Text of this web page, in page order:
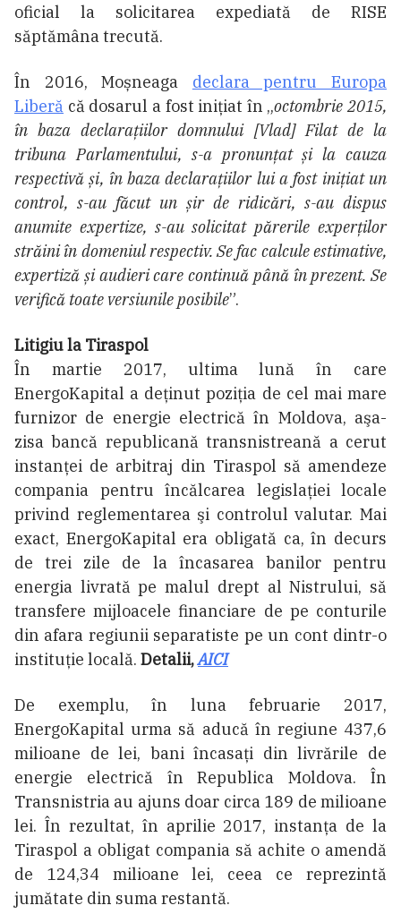
oficial la solicitarea expediată de RISE
săptămâna trecută.
În 2016, Moșneaga declara pentru Europa
Liberă că dosarul a fost inițiat în „octombrie 2015,
în baza declarațiilor domnului [Vlad] Filat de la
tribuna Parlamentului, s-a pronunțat și la cauza
respectivă și, în baza declarațiilor lui a fost inițiat un
control, s-au făcut un șir de ridicări, s-au dispus
anumite expertize, s-au solicitat părerile experților
străini în domeniul respectiv. Se fac calcule estimative,
expertiză și audieri care continuă până în prezent. Se
verifică toate versiunile posibile”.
Litigiu la Tiraspol
În martie 2017, ultima lună în care
EnergoKapital a deținut poziția de cel mai mare
furnizor de energie electrică în Moldova, aşa-
zisa bancă republicană transnistreană a cerut
instanţei de arbitraj din Tiraspol să amendeze
compania pentru încălcarea legislaţiei locale
privind reglementarea şi controlul valutar. Mai
exact, EnergoKapital era obligată ca, în decurs
de trei zile de la încasarea banilor pentru
energia livrată pe malul drept al Nistrului, să
transfere mijloacele financiare de pe conturile
din afara regiunii separatiste pe un cont dintr-o
instituție locală. Detalii,AICI
De exemplu, în luna februarie 2017,
EnergoKapital urma să aducă în regiune 437,6
milioane de lei, bani încasaţi din livrările de
energie electrică în Republica Moldova. În
Transnistria au ajuns doar circa 189 de milioane
lei. În rezultat, în aprilie 2017, instanţa de la
Tiraspol a obligat compania să achite o amendă
de 124,34 milioane lei, ceea ce reprezintă
jumătate din suma restantă.